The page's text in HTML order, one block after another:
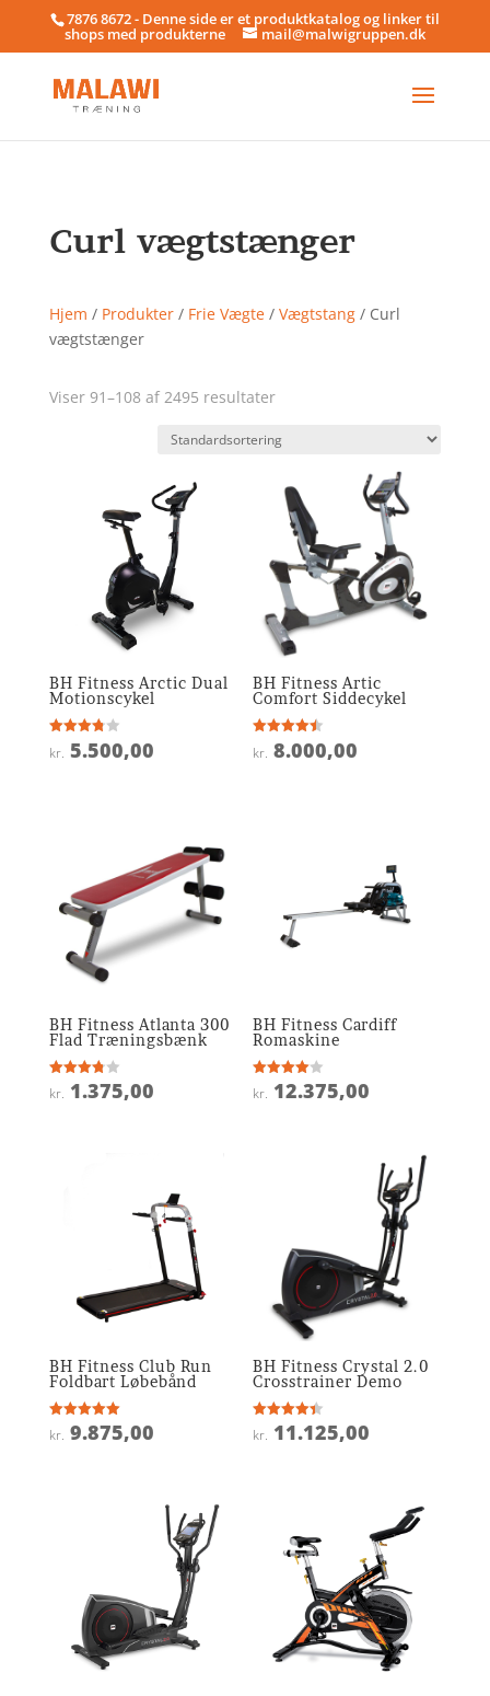
7876 8672 - Denne side er et produktkatalog og linker til
shops med produkterne mail@malwigruppen.dk
Curl vægtstænger
Hjem / Produkter/ Frie Vægte/ Vægtstang/ Curl
vægtstænger
Viser 91–108 af 2495 resultater
BH Fitness Arctic Dual
Motionscykel
Vurderet
3.8
kr. 5.500,00
BH Fitness Artic
Comfort Siddecykel
Vurderet
4.5
kr. 8.000,00
BH Fitness Atlanta 300
Flad Træningsbænk
Vurderet
3.8
kr. 1.375,00
BH Fitness Cardiff
Romaskine
Vurderet
4
kr. 12.375,00
BH Fitness Club Run
Foldbart Løbebånd
Vurderet
5
kr. 9.875,00
BH Fitness Crystal 2.0
Crosstrainer Demo
Vurderet
4.4
kr. 11.125,00